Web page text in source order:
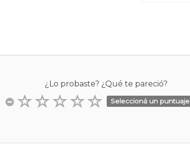
¿Lo probaste? ¿Qué te pareció?
Seleccioná un puntuaje